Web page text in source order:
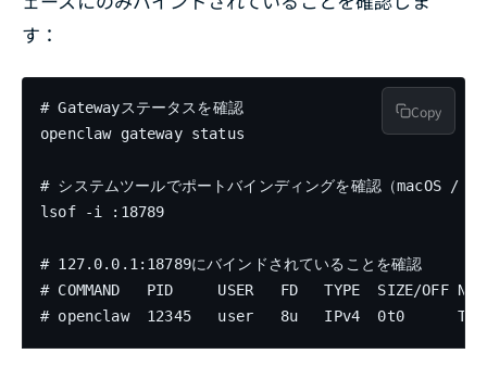
す：
# Gatewayステータスを確認
openclaw gateway status
# システムツールでポートバインディングを確認（macOS /
lsof -i :18789
# 127.0.0.1:18789にバインドされていることを確認
# COMMAND   PID     USER   FD   TYPE  SIZE/OFF
# openclaw  12345   user   8u   IPv4  0t0      TCP
Copy